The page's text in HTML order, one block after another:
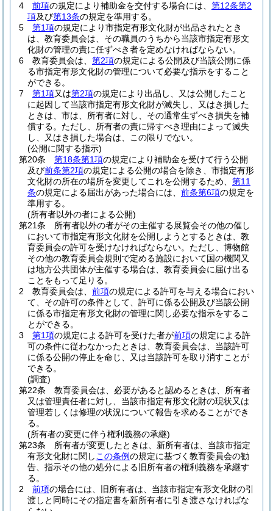
4
前項の規定により補助金を交付する場合には、 第12条第2
項及び第13条の規定を準用する。
5
第1項の規定により市指定有形文化財が出品されたとき
は、教育委員会は、その職員のうちから当該市指定有形文
化財の管理の責に任ずべき者を定めなければならない。
6
教育委員会は、 第2項の規定による公開及び当該公開に係
る市指定有形文化財の管理について必要な指示をすること
ができる。
7
第1項又は第2項の規定により出品し、又は公開したこと
に起因して当該市指定有形文化財が滅失し、又はき損した
ときは、市は、所有者に対し、その通常生ずべき損失を補
償する。 ただし、所有者の責に帰すべき理由によって滅失
し、又はき損した場合は、この限りでない。
(公開に関する指示)
第20条
第18条第1項の規定により補助金を受けて行う公開
及び前条第2項の規定による公開の場合を除き、市指定有形
文化財の所在の場所を変更してこれを公開するため、 第11
条の規定による届出があった場合には、 前条第6項の規定を
準用する。
(所有者以外の者による公開)
第21条
所有者以外の者がその主催する展覧会その他の催し
において市指定有形文化財を公開しようとするときは、教
育委員会の許可を受けなければならない。 ただし、博物館
その他の教育委員会規則で定める施設において国の機関又
は地方公共団体が主催する場合は、教育委員会に届け出る
ことをもって足りる。
2
教育委員会は、 前項の規定による許可を与える場合におい
て、その許可の条件として、許可に係る公開及び当該公開
に係る市指定有形文化財の管理に関し必要な指示をするこ
とができる。
3
第1項の規定による許可を受けた者が前項の規定による許
可の条件に従わなかったときは、教育委員会は、当該許可
に係る公開の停止を命じ、又は当該許可を取り消すことが
できる。
(調査)
第22条
教育委員会は、必要があると認めるときは、所有者
又は管理責任者に対し、当該市指定有形文化財の現状又は
管理若しくは修理の状況について報告を求めることができ
る。
(所有者の変更に伴う権利義務の承継)
第23条
所有者が変更したときは、新所有者は、当該市指定
有形文化財に関し この条例の規定に基づく教育委員会の勧
告、指示その他の処分による旧所有者の権利義務を承継す
る。
2
前項の場合には、旧所有者は、当該市指定有形文化財の引
渡しと同時にその指定書を新所有者に引き渡さなければな